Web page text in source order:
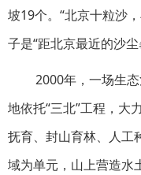
坡19个。“北京十粒沙
子是“距北京最近的沙尘
2000年，一场生
地依托“三北”工程，大
抚育、封山育林、人工
域为单元，山上营造水